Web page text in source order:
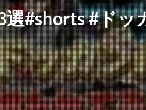
#shorts #ドッ